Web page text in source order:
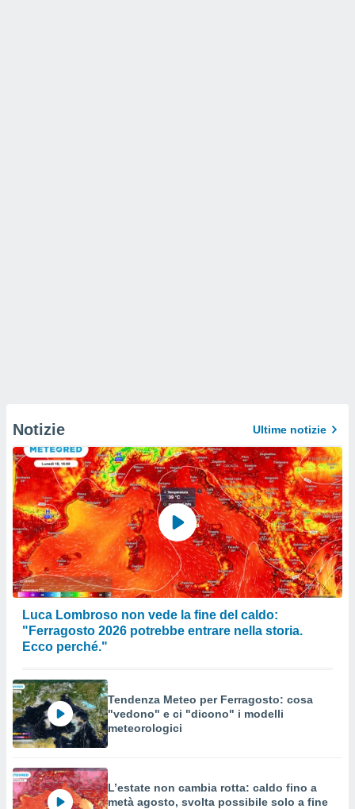
Notizie Ultime notizie
Luca Lombroso non vede la fine del caldo:
"Ferragosto 2026 potrebbe entrare nella storia.
Ecco perché."
Tendenza Meteo per Ferragosto: cosa
"vedono" e ci "dicono" i modelli
meteorologici
L’estate non cambia rotta: caldo fino a
metà agosto, svolta possibile solo a fine